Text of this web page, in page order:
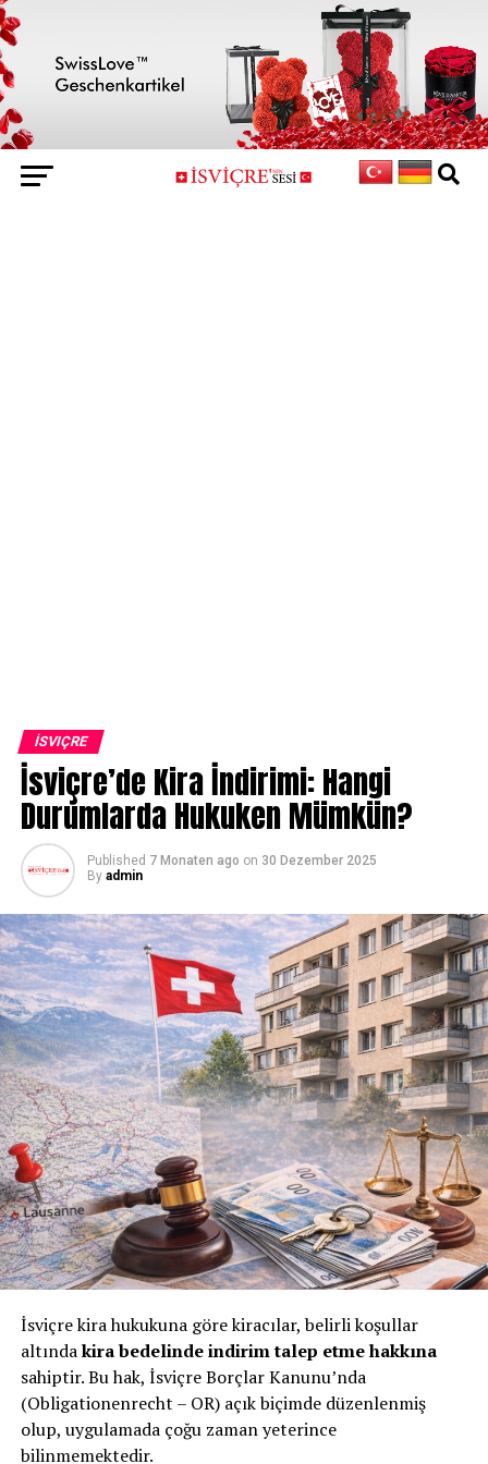
İSVIÇRE
İsviçre’de Kira İndirimi: Hangi
Durumlarda Hukuken Mümkün?
Published 7 Monaten ago on 30 Dezember 2025
By admin
İsviçre kira hukukuna göre kiracılar, belirli koşullar
altındakira bedelinde indirim talep etme hakkına
sahiptir. Bu hak, İsviçre Borçlar Kanunu’nda
(Obligationenrecht – OR) açık biçimde düzenlenmiş
olup, uygulamada çoğu zaman yeterince
bilinmemektedir.